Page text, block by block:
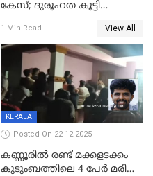
കേസ്; ദുരൂഹത കൂട്ടി
1 Min Read View All
KERALA
Posted On 22-12-2025
കണ്ണൂരിൽ രണ്ട് മക്കളടക്കം
കുടുംബത്തിലെ 4 പേർ മരിച്ച